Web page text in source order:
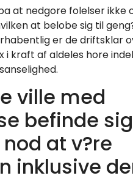
at nedgore folelser ikke
at belobe sig til
er de driftsklar
i kraft af aldeles hore
ville med
befinde
at v?re
inklusive